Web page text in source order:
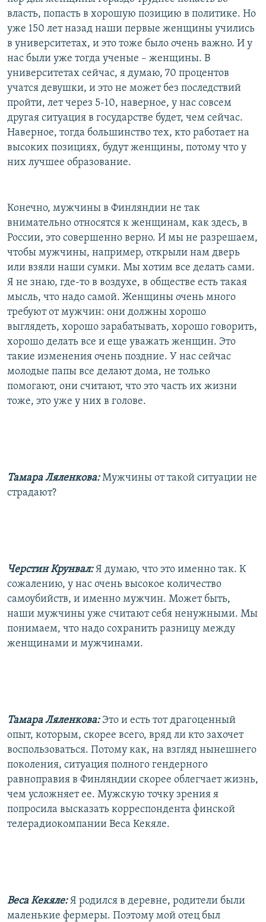
власть, попасть в хорошую позицию в политике. Но
уже 150 лет назад наши первые женщины учились
в университетах, и это тоже было очень важно. И у
нас были уже тогда ученые – женщины. В
университетах сейчас, я думаю, 70 процентов
учатся девушки, и это не может без последствий
пройти, лет через 5-10, наверное, у нас совсем
другая ситуация в государстве будет, чем сейчас.
Наверное, тогда большинство тех, кто работает на
высоких позициях, будут женщины, потому что у
них лучшее образование.
Конечно, мужчины в Финляндии не так
внимательно относятся к женщинам, как здесь, в
России, это совершенно верно. И мы не разрешаем,
чтобы мужчины, например, открыли нам дверь
или взяли наши сумки. Мы хотим все делать сами.
Я не знаю, где-то в воздухе, в обществе есть такая
мысль, что надо самой. Женщины очень много
требуют от мужчин: они должны хорошо
выглядеть, хорошо зарабатывать, хорошо говорить,
хорошо делать все и еще уважать женщин. Это
такие изменения очень поздние. У нас сейчас
молодые папы все делают дома, не только
помогают, они считают, что это часть их жизни
тоже, это уже у них в голове.
Тамара Ляленкова: Мужчины от такой ситуации не
страдают?
Черстин Крунвал: Я думаю, что это именно так. К
сожалению, у нас очень высокое количество
самоубийств, и именно мужчин. Может быть,
наши мужчины уже считают себя ненужными. Мы
понимаем, что надо сохранить разницу между
женщинами и мужчинами.
Тамара Ляленкова: Это и есть тот драгоценный
опыт, которым, скорее всего, вряд ли кто захочет
воспользоваться. Потому как, на взгляд нынешнего
поколения, ситуация полного гендерного
равноправия в Финляндии скорее облегчает жизнь,
чем усложняет ее. Мужскую точку зрения я
попросила высказать корреспондента финской
телерадиокомпании Веса Кекяле.
Веса Кекяле: Я родился в деревне, родители были
маленькие фермеры. Поэтому мой отец был